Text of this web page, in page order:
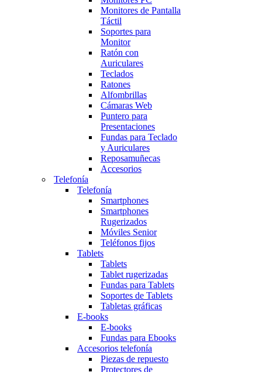
Monitores de Pantalla
Táctil
Soportes para
Monitor
Ratón con
Auriculares
Teclados
Ratones
Alfombrillas
Cámaras Web
Puntero para
Presentaciones
Fundas para Teclado
y Auriculares
Reposamuñecas
Accesorios
Telefonía
Telefonía
Smartphones
Smartphones
Rugerizados
Móviles Senior
Teléfonos fijos
Tablets
Tablets
Tablet rugerizadas
Fundas para Tablets
Soportes de Tablets
Tabletas gráficas
E-books
E-books
Fundas para Ebooks
Accesorios telefonía
Piezas de repuesto
Protectores de